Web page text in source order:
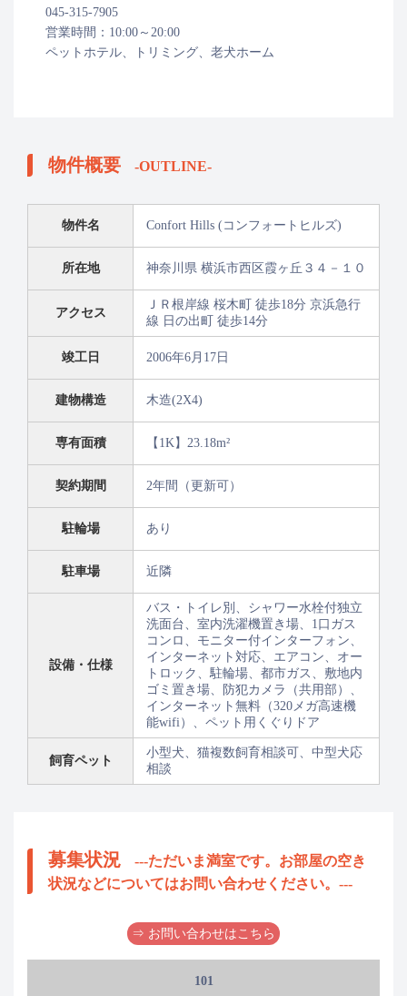
045-315-7905
営業時間：10:00～20:00
ペットホテル、トリミング、老犬ホーム
物件概要 -OUTLINE-
物件名 Confort Hills (コンフォートヒルズ)
所在地 神奈川県 横浜市西区霞ヶ丘３４－１０
アクセス
ＪＲ根岸線 桜木町 徒歩18分 京浜急行
線 日の出町 徒歩14分
竣工日 2006年6月17日
建物構造 木造(2X4)
専有面積 【1K】23.18m²
契約期間 2年間（更新可）
駐輪場 あり
駐車場 近隣
設備・仕様
バス・トイレ別、シャワー水栓付独立
洗面台、室内洗濯機置き場、1口ガス
コンロ、モニター付インターフォン、
インターネット対応、エアコン、オー
トロック、駐輪場、都市ガス、敷地内
ゴミ置き場、防犯カメラ（共用部）、
インターネット無料（320メガ高速機
能wifi）、ペット用くぐりドア
飼育ペット
小型犬、猫複数飼育相談可、中型犬応
相談
募集状況
---ただいま満室です。お部屋の空き
状況などについてはお問い合わせください。---
⇒ お問い合わせはこちら
101